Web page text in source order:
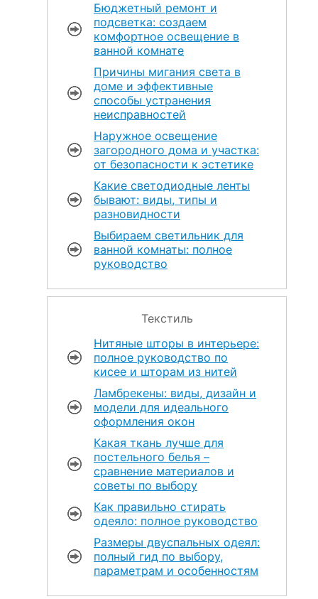
Бюджетный ремонт и
подсветка: создаем
комфортное освещение в
ванной комнате
Причины мигания света в
доме и эффективные
способы устранения
неисправностей
Наружное освещение
загородного дома и участка:
от безопасности к эстетике
Какие светодиодные ленты
бывают: виды, типы и
разновидности
Выбираем светильник для
ванной комнаты: полное
руководство
Текстиль
Нитяные шторы в интерьере:
полное руководство по
кисее и шторам из нитей
Ламбрекены: виды, дизайн и
модели для идеального
оформления окон
Какая ткань лучше для
постельного белья –
сравнение материалов и
советы по выбору
Как правильно стирать
одеяло: полное руководство
Размеры двуспальных одеял:
полный гид по выбору,
параметрам и особенностям